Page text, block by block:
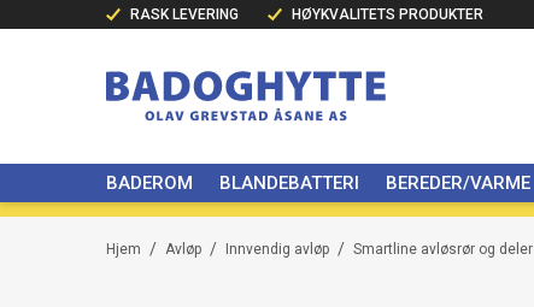
RASK LEVERING HØYKVALITETS PRODUKTER
BADEROM BLANDEBATTERI BEREDER/VARME
/
Hjem /
Avløp /
Innvendig avløp Smartline avløsrør og deler